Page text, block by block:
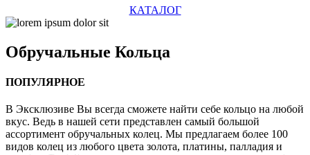
КАТАЛОГ
Обручальные Кольца
ПОПУЛЯРНОЕ
В Эксклюзиве Вы всегда сможете найти себе кольцо на любой
вкус. Ведь в нашей сети представлен самый большой
ассортимент обручальных колец. Мы предлагаем более 100
видов колец из любого цвета золота, платины, палладия и